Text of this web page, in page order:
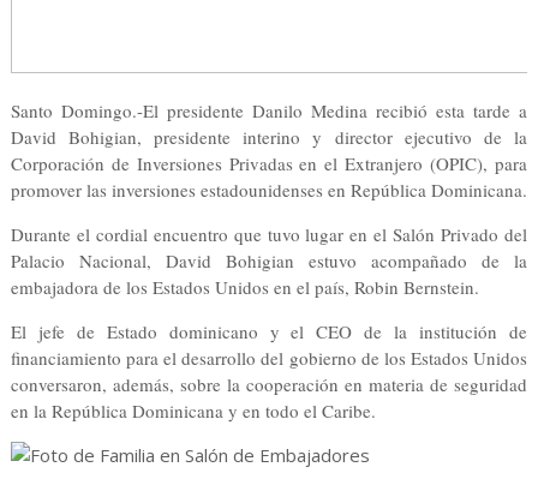
Santo Domingo.-El presidente Danilo Medina recibió esta tarde a
David Bohigian, presidente interino y director ejecutivo de la
Corporación de Inversiones Privadas en el Extranjero (OPIC), para
promover las inversiones estadounidenses en República Dominicana.
Durante el cordial encuentro que tuvo lugar en el Salón Privado del
Palacio Nacional, David Bohigian estuvo acompañado de la
embajadora de los Estados Unidos en el país, Robin Bernstein.
El jefe de Estado dominicano y el CEO de la institución de
financiamiento para el desarrollo del gobierno de los Estados Unidos
conversaron, además, sobre la cooperación en materia de seguridad
en la República Dominicana y en todo el Caribe.